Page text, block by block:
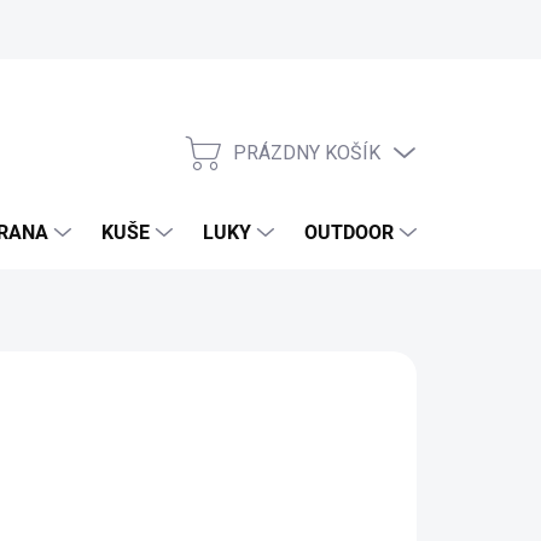
NÁKUPNÝ
PRÁZDNY KOŠÍK
KUŠE LUKY OUTDOOR